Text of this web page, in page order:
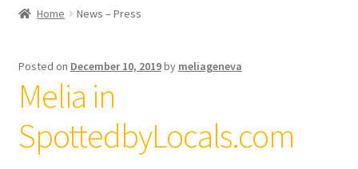
RECIPES
ABOUT US
Home News – Press
Posted on December 10, 2019by meliageneva
Melia in
SpottedbyLocals.com